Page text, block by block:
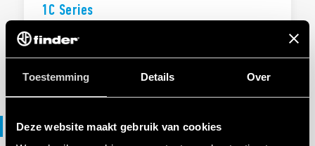
Toestemming Details Over
Deze website maakt gebruik van cookies
1C Series
File DXF